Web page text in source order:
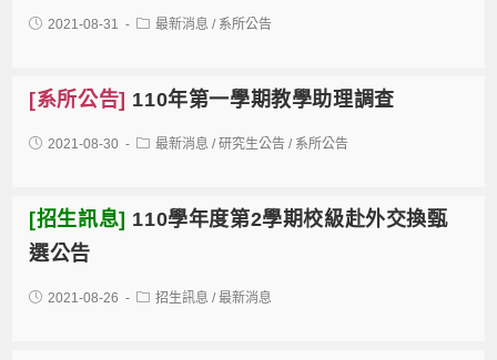
2021-08-31 最新消息 / 系所公告
[系所公告] 110年第一學期教學助理調查
2021-08-30 最新消息 / 研究生公告 / 系所公告
[招生訊息] 110學年度第2學期校級赴外交換甄
選公告
2021-08-26 招生訊息 / 最新消息